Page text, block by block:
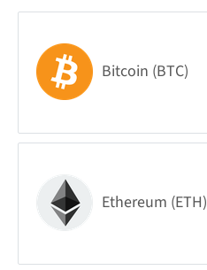
Bitcoin (BTC)
Ethereum (ETH)